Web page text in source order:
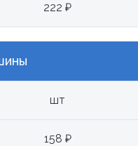
222 ₽
шт
158 ₽